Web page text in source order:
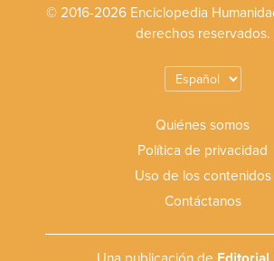
© 2016-2026 Enciclopedia
derechos reservados.
Quiénes somos
Política de privacidad
Uso de los contenidos
Contáctanos